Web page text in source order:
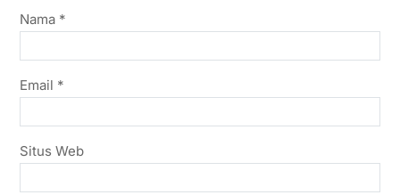
Nama *
Email *
Situs Web